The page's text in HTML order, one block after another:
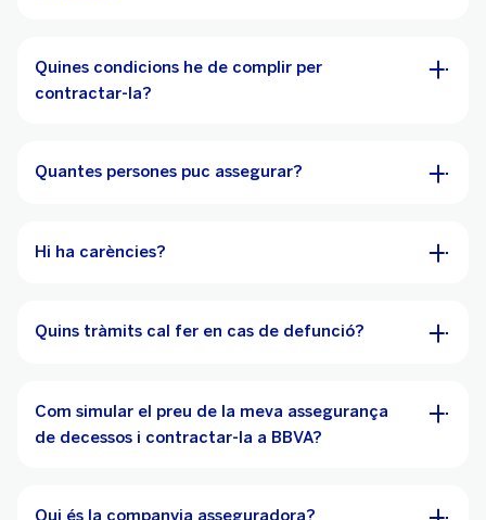
Quines condicions he de complir per
contractar-la?
Quantes persones puc assegurar?
Hi ha carències?
Quins tràmits cal fer en cas de defunció?
Com simular el preu de la meva assegurança
de decessos i contractar-la a BBVA?
Qui és la companyia asseguradora?